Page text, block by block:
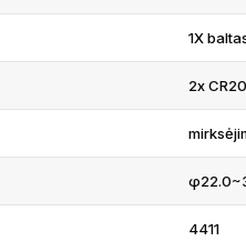
1X
2x
4411